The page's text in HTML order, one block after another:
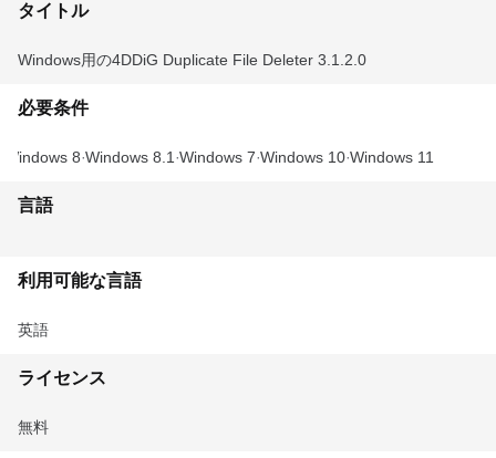
タイトル
Windows用の4DDiG Duplicate File Deleter 3.1.2.0
必要条件
Windows 8 Windows 8.1 Windows 7 Windows 10 Windows 11
言語
利用可能な言語
英語
ライセンス
無料